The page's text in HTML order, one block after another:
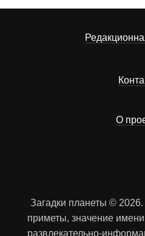
О
Загадки планеты ©
приметы, значение
развлекательно-